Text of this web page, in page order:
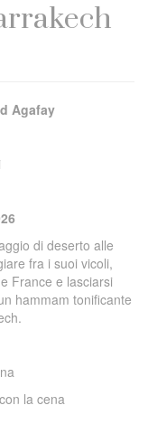
Agafay
di deserto alle
fra i suoi vicoli,
France e lasciarsi
hammam tonificante
la cena